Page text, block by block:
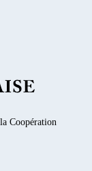
Coopération